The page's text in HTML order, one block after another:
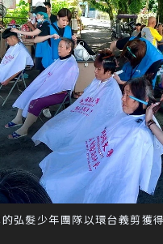
弘髮少年團隊以環台義剪獲